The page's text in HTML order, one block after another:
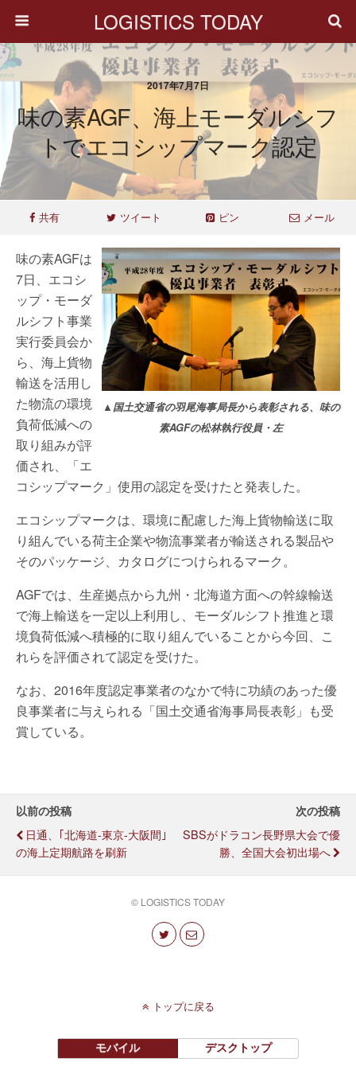
LOGISTICS TODAY
2017年7月7日
味の素AGF、海上モーダルシフ
トでエコシップマーク認定
共有 ツイート ピン メール
▲国土交通省の羽尾海事局長から表彰される、味の
素AGFの松林執行役員・左
味の素AGFは
7日、エコシ
ップ・モーダ
ルシフト事業
実行委員会か
ら、海上貨物
輸送を活用し
た物流の環境
負荷低減への
取り組みが評
価され、「エ
コシップマーク」使用の認定を受けたと発表した。
エコシップマークは、環境に配慮した海上貨物輸送に取
り組んでいる荷主企業や物流事業者が輸送される製品や
そのパッケージ、カタログにつけられるマーク。
AGFでは、生産拠点から九州・北海道方面への幹線輸送
で海上輸送を一定以上利用し、モーダルシフト推進と環
境負荷低減へ積極的に取り組んでいることから今回、こ
れらを評価されて認定を受けた。
なお、2016年度認定事業者のなかで特に功績のあった優
良事業者に与えられる「国土交通省海事局長表彰」も受
賞している。
以前の投稿
日通、｢北海道-東京-大阪間｣
の海上定期航路を刷新
次の投稿
SBSがドラコン長野県大会で優
勝、全国大会初出場へ
© LOGISTICS TODAY
トップに戻る
モバイル デスクトップ